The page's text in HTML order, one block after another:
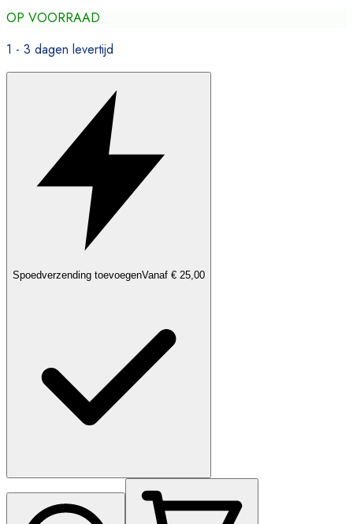
OP VOORRAAD
1 - 3 dagen levertijd
Spoedverzending toevoegenVanaf € 25,00